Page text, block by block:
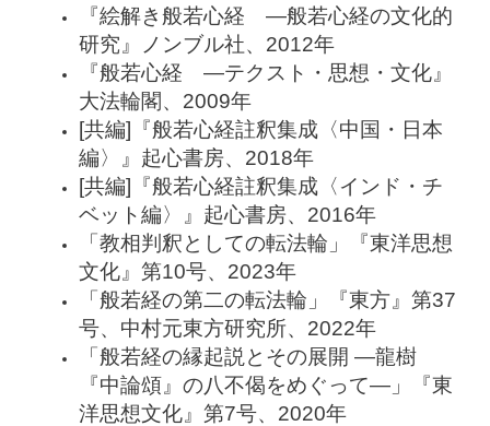
『絵解き般若心経 ―般若心経の文化的
研究』ノンブル社、2012年
『般若心経 ―テクスト・思想・文化』
大法輪閣、2009年
[共編]『般若心経註釈集成〈中国・日本
編〉』起心書房、2018年
[共編]『般若心経註釈集成〈インド・チ
ベット編〉』起心書房、2016年
「教相判釈としての転法輪」『東洋思想
文化』第10号、2023年
「般若経の第二の転法輪」『東方』第37
号、中村元東方研究所、2022年
「般若経の縁起説とその展開 ―龍樹
『中論頌』の八不偈をめぐって―」『東
洋思想文化』第7号、2020年